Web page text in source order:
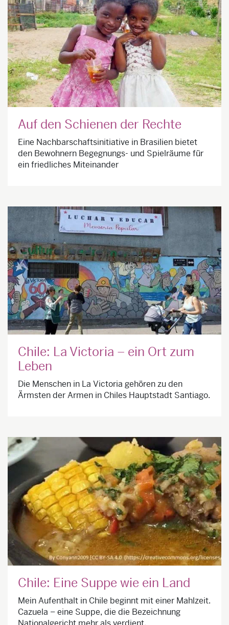
Auf den Schienen der Rechte
Eine Nachbarschaftsinitiative in Brasilien bietet
den Bewohnern Begegnungs- und Spielräume für
ein friedliches Miteinander
Chile: La Victoria – ein Ort zum
Leben
Die Menschen in La Victoria gehören zu den
Ärmsten der Armen in Chiles Hauptstadt Santiago.
Chile: Eine Suppe wie ein Land
Mein Aufenthalt in Chile beginnt mit einer Mahlzeit.
Cazuela – eine Suppe, die die Bezeichnung